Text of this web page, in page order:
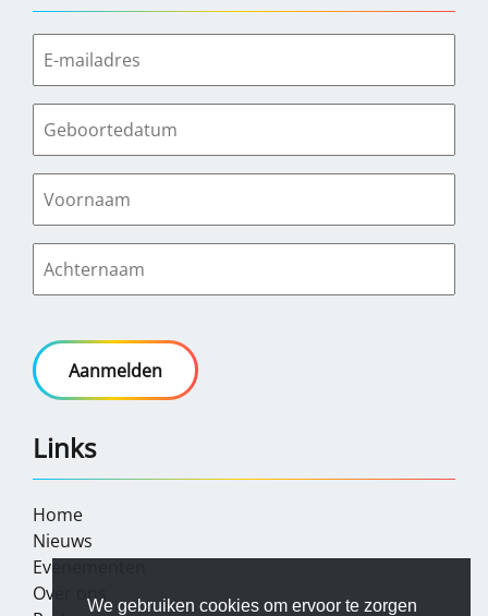
Links
Home
Nieuws
Evenementen
Over onsWe gebruiken cookies om ervoor te zorgen